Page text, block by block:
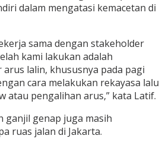
dalam mengatasi kemacetan di
sama dengan stakeholder
kami lakukan adalah
lalin, khususnya pada pagi
cara melakukan rekayasa lalu
atau pengalihan arus,” kata Latif.
ganjil genap juga masih
ruas jalan di Jakarta.